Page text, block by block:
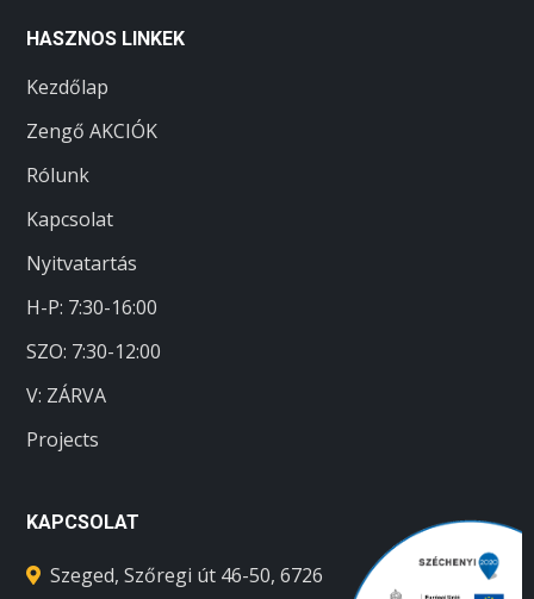
HASZNOS LINKEK
Kezdőlap
Zengő AKCIÓK
Rólunk
Kapcsolat
Nyitvatartás
H-P: 7:30-16:00
SZO: 7:30-12:00
V: ZÁRVA
Projects
KAPCSOLAT
Szeged, Szőregi út 46-50, 6726